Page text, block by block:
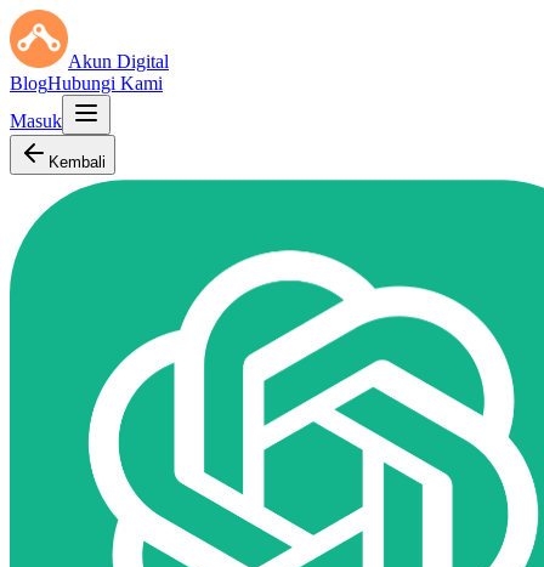
Akun Digital
BlogHubungi Kami
Masuk
Kembali